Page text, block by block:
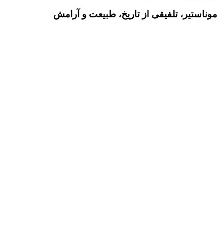
موناستیر، تلفیقی از تاریخ، طبیعت و آرامش